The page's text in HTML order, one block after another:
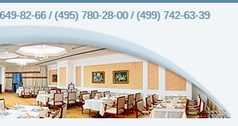
649-82-66 / (495) 780-28-00 / (499) 742-63-39